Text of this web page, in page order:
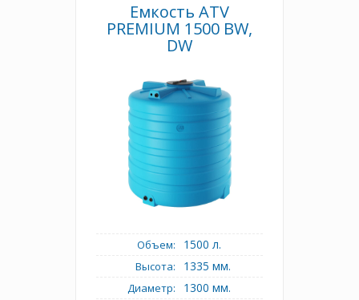
Емкость ATV
PREMIUM 1500 BW,
DW
Объем: 1500 л.
Высота: 1335 мм.
Диаметр: 1300 мм.